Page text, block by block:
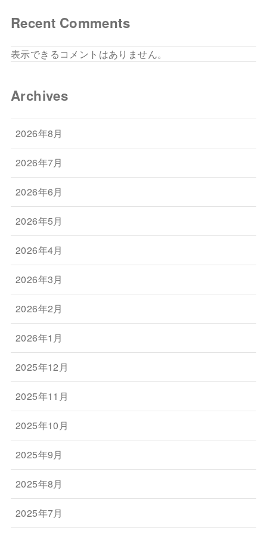
Recent Comments
表示できるコメントはありません。
Archives
2026年8月
2026年7月
2026年6月
2026年5月
2026年4月
2026年3月
2026年2月
2026年1月
2025年12月
2025年11月
2025年10月
2025年9月
2025年8月
2025年7月